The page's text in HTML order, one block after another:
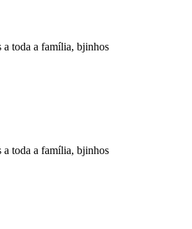
a toda a família, bjinhos
a toda a família, bjinhos